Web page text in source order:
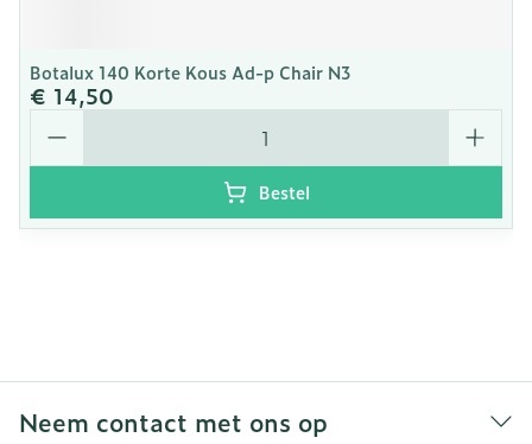
Botalux 140 Korte Kous Ad-p Chair N3
€ 14,50
Aantal
Bestel
Neem contact met ons op